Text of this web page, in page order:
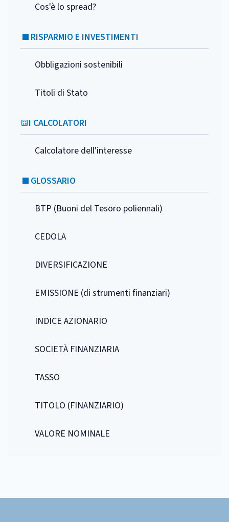
Cos'è lo spread?
RISPARMIO E INVESTIMENTI
Obbligazioni sostenibili
Titoli di Stato
I CALCOLATORI
Calcolatore dell'interesse
GLOSSARIO
BTP (Buoni del Tesoro poliennali)
CEDOLA
DIVERSIFICAZIONE
EMISSIONE (di strumenti finanziari)
INDICE AZIONARIO
SOCIETÀ FINANZIARIA
TASSO
TITOLO (FINANZIARIO)
VALORE NOMINALE